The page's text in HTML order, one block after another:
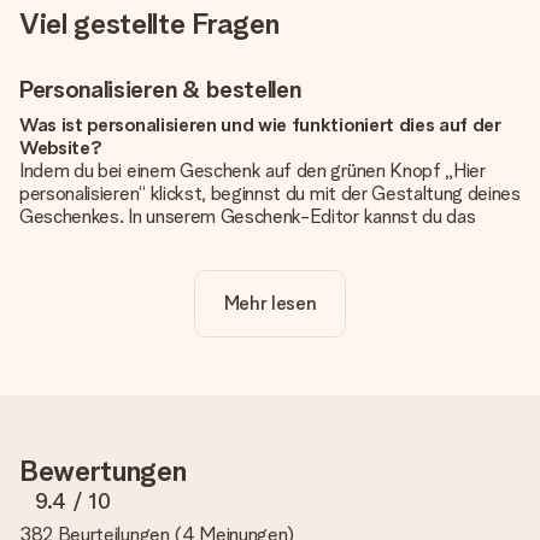
Viel gestellte Fragen
Personalisieren & bestellen
Was ist personalisieren und wie funktioniert dies auf der
Website?
Indem du bei einem Geschenk auf den grünen Knopf „Hier
personalisieren“ klickst, beginnst du mit der Gestaltung deines
Geschenkes. In unserem Geschenk-Editor kannst du das
noch eines unserer angebotenen Designs, um deinem
Geschenk die perfekte Ausstrahlung zu verleihen.
Wir möchten sicherstellen, dass du mit deinem Geschenk
rundum zufrieden bist. Deshalb ist es wichtig, qualitativ
hochwertige Fotos zu verwenden. Wenn du dir nicht sicher
Mehr lesen
Bewertungen
9.4 / 10
382 Beurteilungen (4 Meinungen)